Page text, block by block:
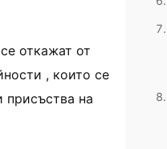
откажат от
, които се
на